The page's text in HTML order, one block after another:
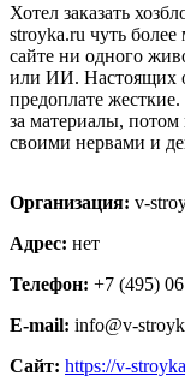
Хотел заказать
stroyka.ru чуть
сайте ни одного
или ИИ. Настоящих
предоплате
за материалы,
своими нервами и
Организация: v-
Адрес: нет
Телефон: +7 (495)
E-mail: info@v-
Сайт: https://v-